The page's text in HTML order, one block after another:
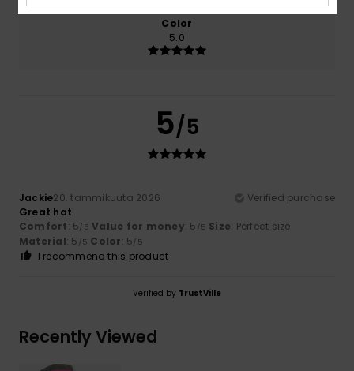
Color
5.0
5/5
Jackie20. tammikuuta 2026
Verified purchase
Great hat
Comfort: 5/5 Value for money: 5 /5 Size: Perfect size
Material: 5 /5 Color: 5/5
I recommend this product
Verified by TrustVille
Recently Viewed